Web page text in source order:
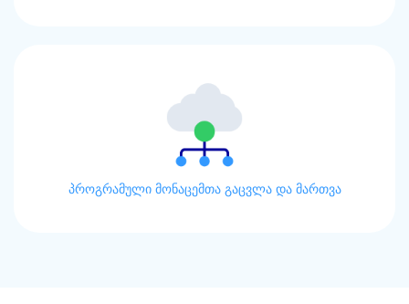
პროგრამული მონაცემთა გაცვლა და მართვა